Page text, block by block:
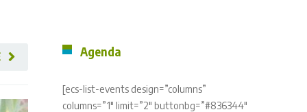
Agenda
[ecs-list-events design=”columns”
columns=”1″ limit=”2″ buttonbg=”#836344″